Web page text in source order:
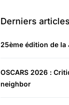
Derniers articles
25ème édition de la
OSCARS 2026 :
neighbor